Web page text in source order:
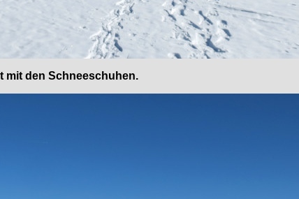
mit den Schneeschuhen.